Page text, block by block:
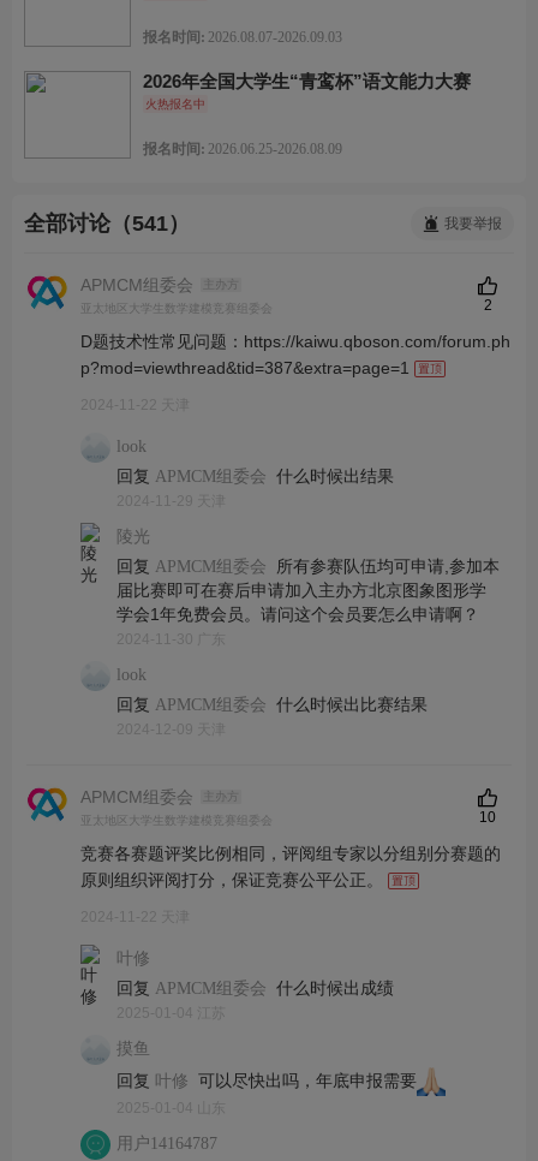
报名时间: 2026.08.07-2026.09.03
2026年全国大学生“青鸾杯”语文能力大赛
火热报名中
报名时间: 2026.06.25-2026.08.09
全部讨论（541） 我要举报
APMCM组委会
主办方
亚太地区大学生数学建模竞赛组委会
D题技术性常见问题：https://kaiwu.qboson.com/forum.ph
p?mod=viewthread&tid=387&extra=page=1
2024-11-22 天津
2
look
回复 APMCM组委会 什么时候出结果
2024-11-29 天津
陵光
回复 APMCM组委会
所有参赛队伍均可申请,参加本
届比赛即可在赛后申请加入主办方北京图象图形学
学会1年免费会员。请问这个会员要怎么申请啊？
2024-11-30 广东
look
回复 APMCM组委会 什么时候出比赛结果
2024-12-09 天津
APMCM组委会
主办方
亚太地区大学生数学建模竞赛组委会
竞赛各赛题评奖比例相同，评阅组专家以分组别分赛题的
原则组织评阅打分，保证竞赛公平公正。
2024-11-22 天津
10
叶修
回复 APMCM组委会 什么时候出成绩
2025-01-04 江苏
摸鱼
回复 叶修 可以尽快出吗，年底申报需要
2025-01-04 山东
用户14164787